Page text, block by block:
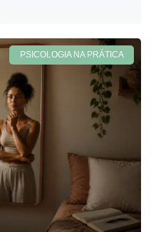
PSICOLOGIA NA PRÁTICA